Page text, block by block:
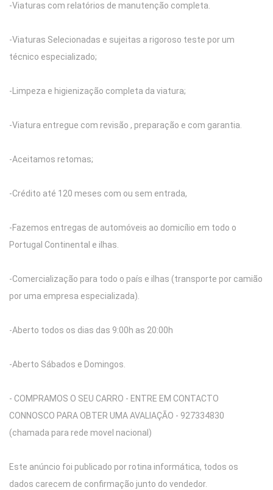
-Viaturas com relatórios de manutenção completa.
-Viaturas Selecionadas e sujeitas a rigoroso teste por um
técnico especializado;
-Limpeza e higienização completa da viatura;
-Viatura entregue com revisão , preparação e com garantia.
-Aceitamos retomas;
-Crédito até 120 meses com ou sem entrada,
-Fazemos entregas de automóveis ao domicílio em todo o
Portugal Continental e ilhas.
-Comercialização para todo o país e ilhas (transporte por camião
por uma empresa especializada).
-Aberto todos os dias das 9:00h as 20:00h
-Aberto Sábados e Domingos.
- COMPRAMOS O SEU CARRO - ENTRE EM CONTACTO
CONNOSCO PARA OBTER UMA AVALIAÇÃO - 927334830
(chamada para rede movel nacional)
Este anúncio foi publicado por rotina informática, todos os
dados carecem de confirmação junto do vendedor.